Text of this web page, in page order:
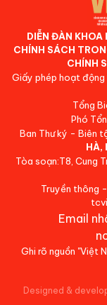
DIỄN ĐÀN
CHÍNH SÁCH
CHÍNH
Giấy phép hoạt
Tổng
Phó
Ban Thư ký - Biên
HÀ,
Tòa soạn:T8, Cung
Truyền thông
Email
Ghi rõ nguồn "Việt
Designed &